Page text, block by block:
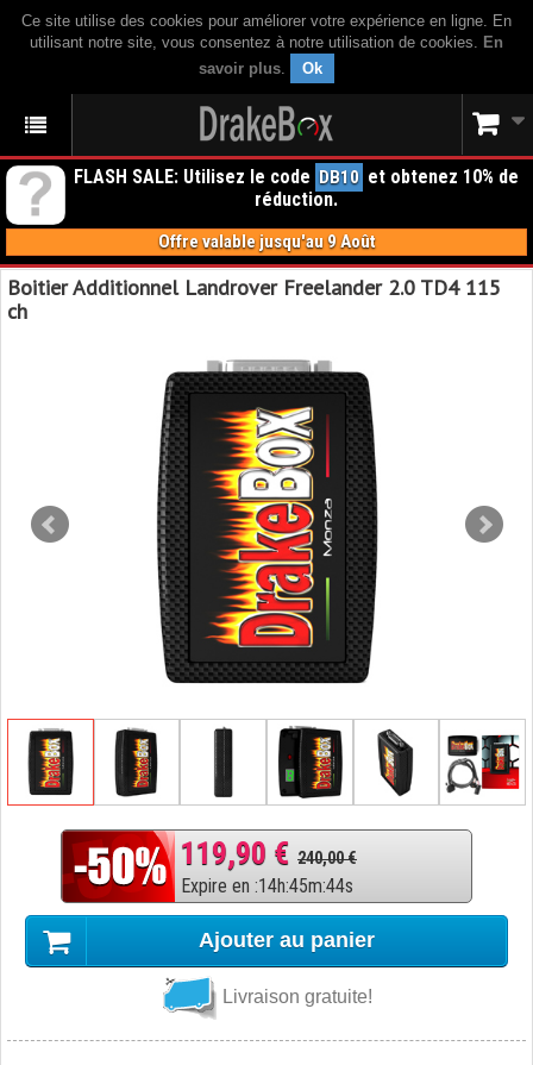
Ce site utilise des cookies pour améliorer votre expérience en ligne. En
utilisant notre site, vous consentez à notre utilisation de cookies. En
savoir plus. Ok
FLASH SALE: Utilisez le code DB10 et obtenez 10% de
réduction.
Offre valable jusqu'au 9 Août
Boitier Additionnel Landrover Freelander 2.0 TD4 115
ch
119,90 € 240,00 €
Expire en :14h:45m:43s
Ajouter au panier
Livraison gratuite!